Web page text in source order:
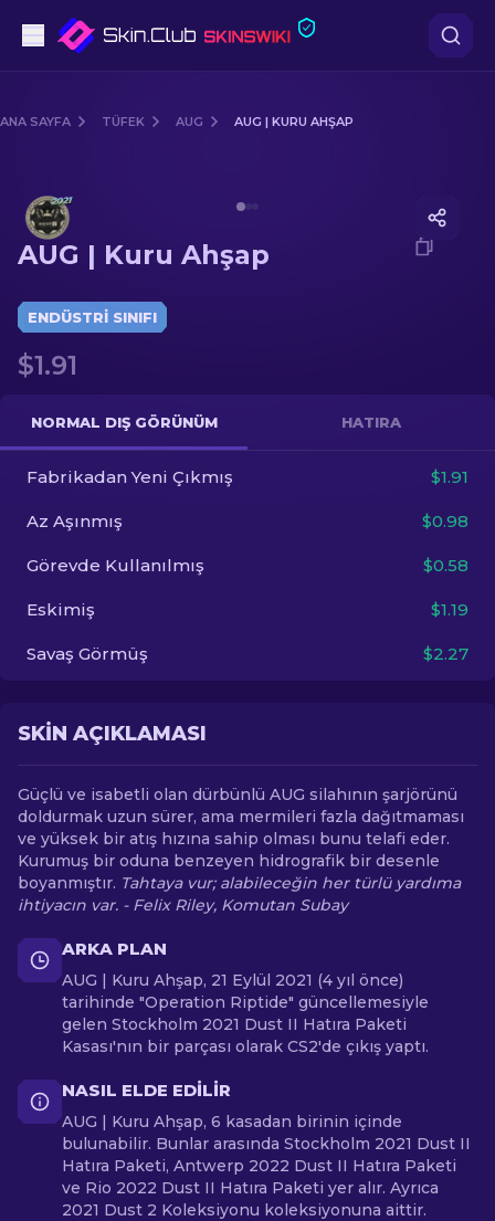
Tüfek
Dürbünlü Tüfek
Bıçaklar
Kasalar
Diğer
ANA SAYFA TÜFEK AUG AUG | KURU AHŞAP
AUG | Kuru Ahşap
ENDÜSTRI SINIFI
$1.91
NORMAL DIŞ GÖRÜNÜM HATIRA
Fabrikadan Yeni Çıkmış $1.91
Az Aşınmış $0.98
Görevde Kullanılmış $0.58
Eskimiş $1.19
Savaş Görmüş $2.27
SKIN AÇIKLAMASI
Güçlü ve isabetli olan dürbünlü AUG silahının şarjörünü
doldurmak uzun sürer, ama mermileri fazla dağıtmaması
ve yüksek bir atış hızına sahip olması bunu telafi eder.
Kurumuş bir oduna benzeyen hidrografik bir desenle
boyanmıştır. Tahtaya vur; alabileceğin her türlü yardıma
ihtiyacın var. - Felix Riley, Komutan Subay
ARKA PLAN
AUG | Kuru Ahşap, 21 Eylül 2021 (4 yıl önce)
tarihinde "Operation Riptide" güncellemesiyle
gelen Stockholm 2021 Dust II Hatıra Paketi
Kasası'nın bir parçası olarak CS2'de çıkış yaptı.
NASIL ELDE EDILIR
AUG | Kuru Ahşap, 6 kasadan birinin içinde
bulunabilir. Bunlar arasında Stockholm 2021 Dust II
Hatıra Paketi, Antwerp 2022 Dust II Hatıra Paketi
ve Rio 2022 Dust II Hatıra Paketi yer alır. Ayrıca
2021 Dust 2 Koleksiyonu koleksiyonuna aittir.